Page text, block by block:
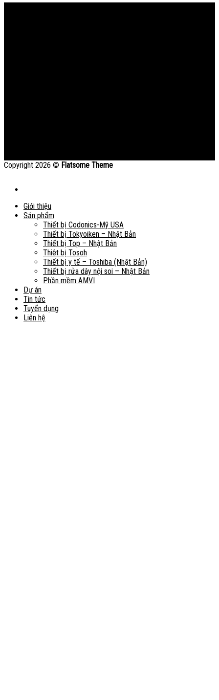
Copyright 2026 © Flatsome Theme
Giới thiệu
Sản phẩm
Thiết bị Codonics-Mỹ USA
Thiết bị Tokyoiken – Nhật Bản
Thiết bị Top – Nhật Bản
Thiêt bị Tosoh
Thiết bị y tế – Toshiba (Nhật Bản)
Thiết bị rửa dây nội soi – Nhật Bản
Phần mềm AMVI
Dự án
Tin tức
Tuyển dụng
Liên hệ